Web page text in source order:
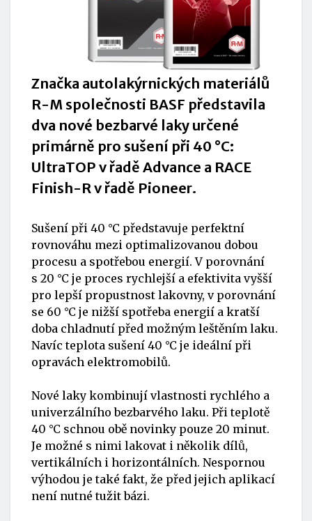
Značka autolakýrnických materiálů
R-M společnosti BASF představila
dva nové bezbarvé laky určené
primárně pro sušení při 40 °C:
UltraTOP v řadě Advance a RACE
Finish-R v řadě Pioneer.
Sušení při 40 °C představuje perfektní
rovnováhu mezi optimalizovanou dobou
procesu a spotřebou energií. V porovnání
s 20 °C je proces rychlejší a efektivita vyšší
pro lepší propustnost lakovny, v porovnání
se 60 °C je nižší spotřeba energií a kratší
doba chladnutí před možným leštěním laku.
Navíc teplota sušení 40 °C je ideální při
opravách elektromobilů.
Nové laky kombinují vlastnosti rychlého a
univerzálního bezbarvého laku. Při teplotě
40 °C schnou obě novinky pouze 20 minut.
Je možné s nimi lakovat i několik dílů,
vertikálních i horizontálních. Nespornou
výhodou je také fakt, že před jejich aplikací
není nutné tužit bázi.